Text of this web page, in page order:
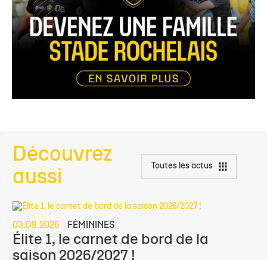
Découvrez
aussi
Toutes les actus
03.08.2026 FÉMININES
Élite 1, le carnet de bord de la
saison 2026/2027 !